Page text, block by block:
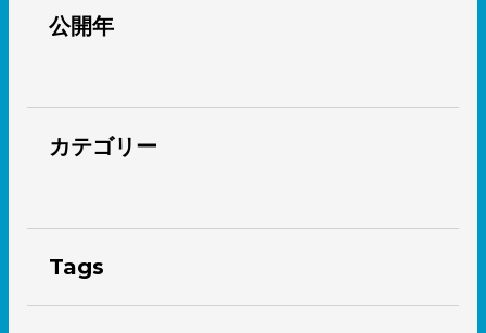
公開年
カテゴリー
Tags